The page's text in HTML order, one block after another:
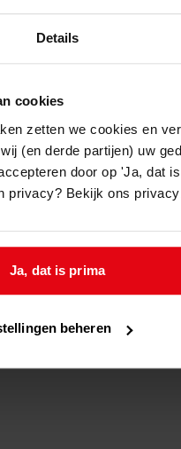
Details
cookies
zetten we cookies en
(en derde partijen) uw
door op 'Ja, dat
privacy? Bekijk ons
Ja, dat is prima
beheren